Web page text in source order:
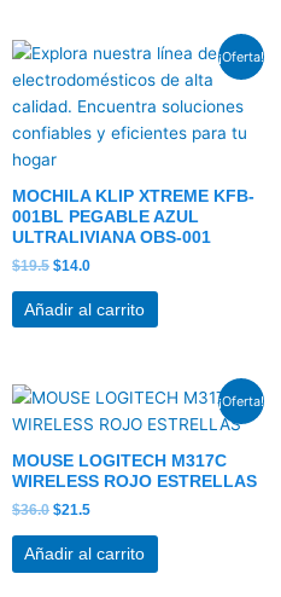
¡Oferta!
MOCHILA KLIP XTREME KFB-
001BL PEGABLE AZUL
ULTRALIVIANA OBS-001
$19.5
El
precio
original
era:
$19.5.
$14.0
El
actual
es:
$14.0.
Añadir al carrito
¡Oferta!
MOUSE LOGITECH M317C
WIRELESS ROJO ESTRELLAS
$36.0
El
original
era:
$36.0.
$21.5
El
actual
es:
$21.5.
Añadir al carrito